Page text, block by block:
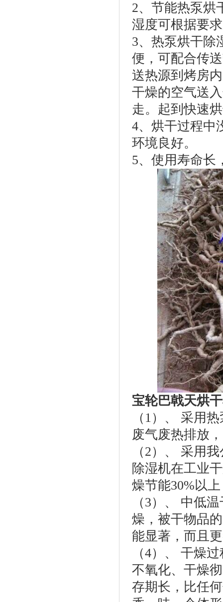
2、节能热泵烘
湿度可根据要
3、热泵烘干除
便，可配合传
送热源到烤房
干燥的空气送
走。起到快速
4、烘干过程中
环境良好。
5、使用寿命长
宝轮巴戟天烘
（1）、 采用
废气废热排放
（2）、 采用
除湿机在工业
燥节能30%以
（3）、 中低
燥，被干物品
能显著，而且
（4）、 干燥
不氧化、干燥
存期长，比任